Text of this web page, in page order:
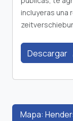
incluyeras una
Descargar
Mapa: